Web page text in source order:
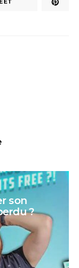
son
?